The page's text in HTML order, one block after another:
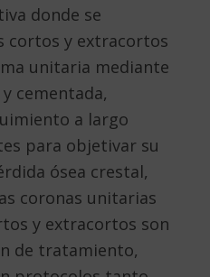
donde se
cortos y extracortos
unitaria mediante
cementada,
a largo
para objetivar su
ósea crestal,
coronas unitarias
y extracortos son
de tratamiento,